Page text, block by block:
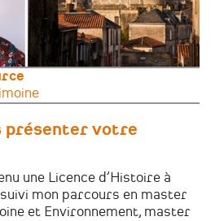
présenter votre
une Licence d’Histoire à
mon parcours en master
et Environnement, master